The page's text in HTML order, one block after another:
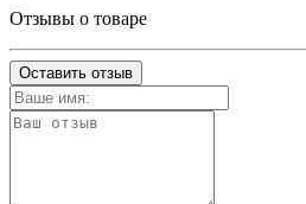
Отзывы о товаре
Оставить отзыв